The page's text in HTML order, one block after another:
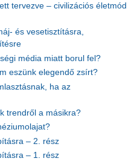
tervezve – civilizációs életmód
és vesetisztításra,
média miatt borul fel?
eszünk elegendő zsírt?
ha az
trendről a másikra?
– 2. rész
– 1. rész